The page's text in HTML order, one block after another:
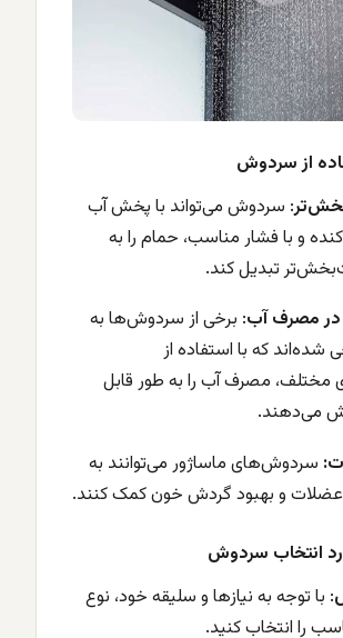
از سردوش
: سردوش می‌تواند با پخش آب
و با فشار مناسب، حمام را به
تبدیل کند.
مصرف آب: برخی از سردوش‌ها به
شده‌اند که با استفاده از
مختلف، مصرف آب را به طور قابل
می‌دهند.
سردوش‌های ماساژور می‌توانند به
و بهبود گردش خون کمک کنند.
انتخاب سردوش
: با توجه به نیازها و سلیقه خود، نوع
را انتخاب کنید.